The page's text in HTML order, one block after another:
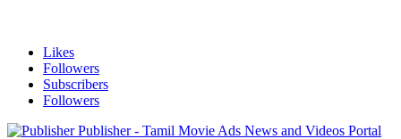
Likes
Followers
Subscribers
Followers
Publisher - Tamil Movie Ads News and Videos Portal